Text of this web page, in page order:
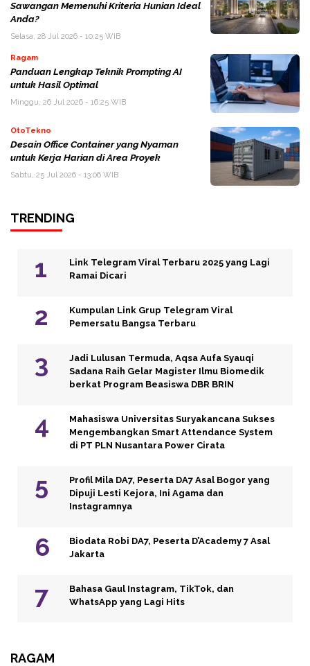
Sawangan Memenuhi Kriteria Hunian Ideal
Anda?
Selasa, 28 Jul 2026 - 10:25 WIB
Ragam
Panduan Lengkap Teknik Prompting AI
untuk Hasil Optimal
Minggu, 26 Jul 2026 - 16:25 WIB
OtoTekno
Desain Office Container yang Nyaman
untuk Kerja Harian di Area Proyek
Sabtu, 25 Jul 2026 - 13:06 WIB
TRENDING
Link Telegram Viral Terbaru 2025 yang Lagi
Ramai Dicari
Kumpulan Link Grup Telegram Viral
Pemersatu Bangsa Terbaru
Jadi Lulusan Termuda, Aqsa Aufa Syauqi
Sadana Raih Gelar Magister Ilmu Biomedik
berkat Program Beasiswa DBR BRIN
Mahasiswa Universitas Suryakancana Sukses
Mengembangkan Smart Attendance System
di PT PLN Nusantara Power Cirata
Profil Mila DA7, Peserta DA7 Asal Bogor yang
Dipuji Lesti Kejora, Ini Agama dan
Instagramnya
Biodata Robi DA7, Peserta D’Academy 7 Asal
Jakarta
Bahasa Gaul Instagram, TikTok, dan
WhatsApp yang Lagi Hits
RAGAM